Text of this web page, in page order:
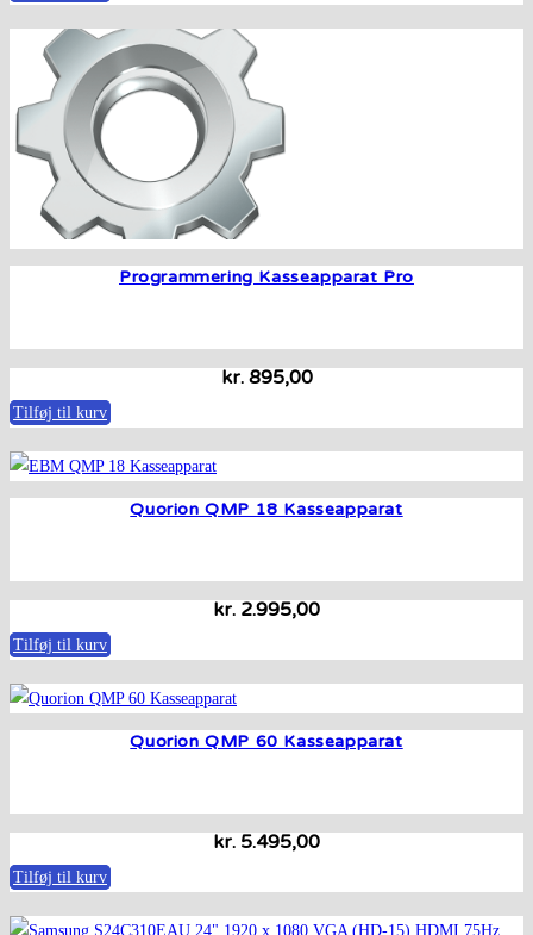
Programmering Kasseapparat Pro
kr.895,00
Tilføj til kurv
Quorion QMP 18 Kasseapparat
kr. 2.995,00
Tilføj til kurv
Quorion QMP 60 Kasseapparat
kr. 5.495,00
Tilføj til kurv